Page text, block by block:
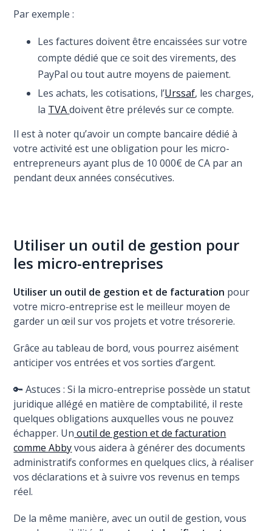
Par exemple :
Les factures doivent être encaissées sur votre
compte dédié que ce soit des virements, des
PayPal ou tout autre moyens de paiement.
Les achats, les cotisations, l’Urssaf, les charges,
la TVAdoivent être prélevés sur ce compte.
Il est à noter qu’avoir un compte bancaire dédié à
votre activité est une obligation pour les micro-
entrepreneurs ayant plus de 10 000€ de CA par an
pendant deux années consécutives.
Utiliser un outil de gestion pour
les micro-entreprises
Utiliser un outil de gestion et de facturation pour
votre micro-entreprise est le meilleur moyen de
garder un œil sur vos projets et votre trésorerie.
Grâce au tableau de bord, vous pourrez aisément
anticiper vos entrées et vos sorties d’argent.
🔑 Astuces : Si la micro-entreprise possède un statut
juridique allégé en matière de comptabilité, il reste
quelques obligations auxquelles vous ne pouvez
échapper. Un outil de gestion et de facturation
comme Abbyvous aidera à générer des documents
administratifs conformes en quelques clics, à réaliser
vos déclarations et à suivre vos revenus en temps
réel.
De la même manière, avec un outil de gestion, vous